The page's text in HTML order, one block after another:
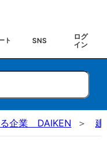
ト SNS
ログ
イン
る企業 DAIKEN 建